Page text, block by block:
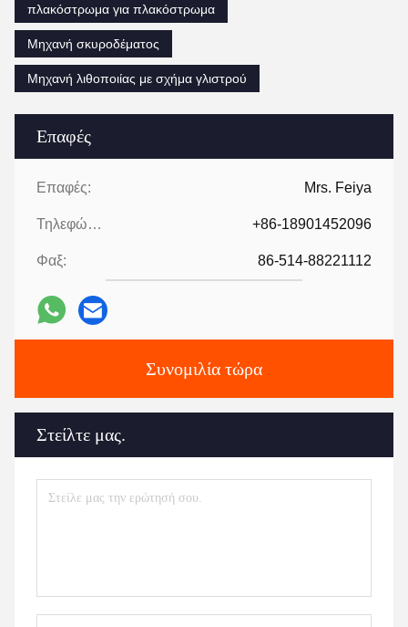
Επαφές
Επαφές: Mrs. Feiya
Τηλεφώνημα: +86-18901452096
Φαξ: 86-514-88221112
Συνομιλία τώρα
Στείλτε μας.
πλακόστρωμα για πλακόστρωμα
Μηχανή σκυροδέματος
Μηχανή λιθοποιίας με σχήμα γλιστρού